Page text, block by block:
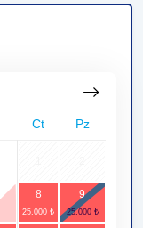
Ct Pz
8 9